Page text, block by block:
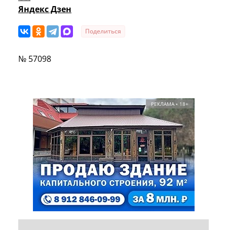
Яндекс Дзен
Поделиться
№ 57098
РЕКЛАМА • 18+